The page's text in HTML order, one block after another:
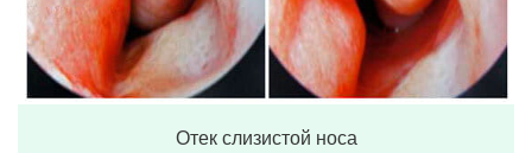
Отек слизистой носа